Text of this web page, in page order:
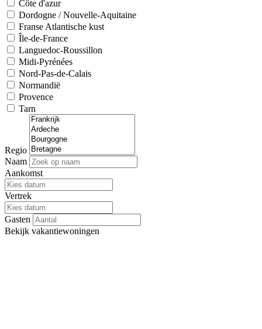
Côte d'azur
Dordogne / Nouvelle-Aquitaine
Franse Atlantische kust
Île-de-France
Languedoc-Roussillon
Midi-Pyrénées
Nord-Pas-de-Calais
Normandië
Provence
Tarn
Regio
Naam
Aankomst
Vertrek
Gasten
Bekijk vakantiewoningen